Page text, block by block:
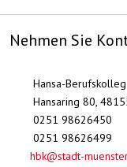
Nehmen Sie
Hansa-Berufskolleg
Hansaring 80,
0251 98626450
0251 98626499
hbk@stadt-